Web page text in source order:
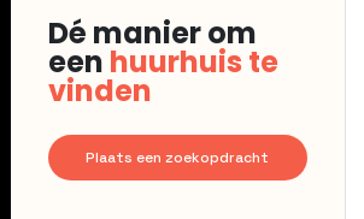
Dé manier om
een huurhuis te
vinden
Plaats een zoekopdracht